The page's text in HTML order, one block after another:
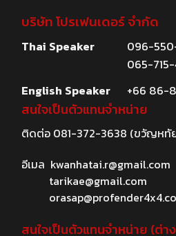
บริษัท โปรเฟนเดอร์ จำกัด
Thai Speaker
096-
065-
English Speaker
+66 86-
สนใจเป็นตัวแทนจำหน่าย
ติดต่อ 081-372-3638 (ขวัญหทั
อีเมล kwanhatai.r@gmail.com
tarikae@gmail.com
สนใจเป็นตัวแทนจำหน่าย (ต่า